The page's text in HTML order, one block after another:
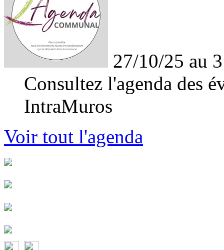
27/10/25 au
Consultez l'agenda des
IntraMuros
Voir tout l'agenda